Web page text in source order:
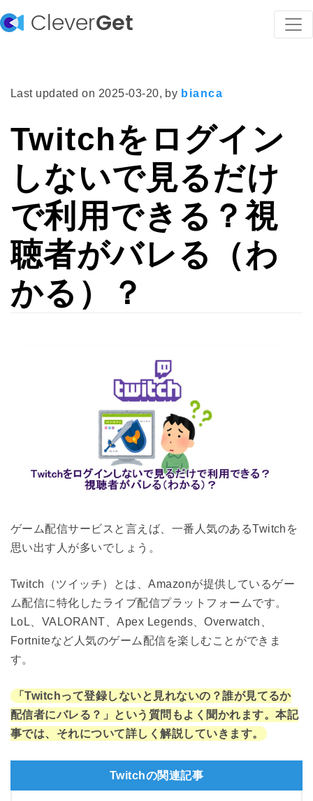
CleverGet
Last updated on 2025-03-20, by bianca
Twitchをログイン
しないで見るだけ
で利用できる？視
聴者がバレる（わ
かる）？
ゲーム配信サービスと言えば、一番人気のあるTwitchを
思い出す人が多いでしょう。
Twitch（ツイッチ）とは、Amazonが提供しているゲー
ム配信に特化したライブ配信プラットフォームです。
LoL、VALORANT、Apex Legends、Overwatch、
Fortniteなど人気のゲーム配信を楽しむことができま
す。
「Twitchって登録しないと見れないの？誰が見てるか
配信者にバレる？」という質問もよく聞かれます。本記
事では、それについて詳しく解説していきます。
Twitchの関連記事